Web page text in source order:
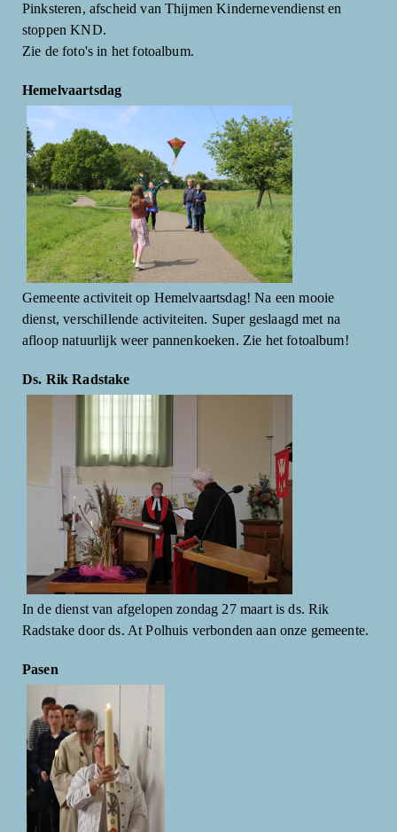
Pinksteren, afscheid van Thijmen Kindernevendienst en
stoppen KND.
Zie de foto's in het fotoalbum.
Hemelvaartsdag
Gemeente activiteit op Hemelvaartsdag! Na een mooie
dienst, verschillende activiteiten. Super geslaagd met na
afloop natuurlijk weer pannenkoeken. Zie het fotoalbum!
Ds. Rik Radstake
In de dienst van afgelopen zondag 27 maart is ds. Rik
Radstake door ds. At Polhuis verbonden aan onze gemeente.
Pasen